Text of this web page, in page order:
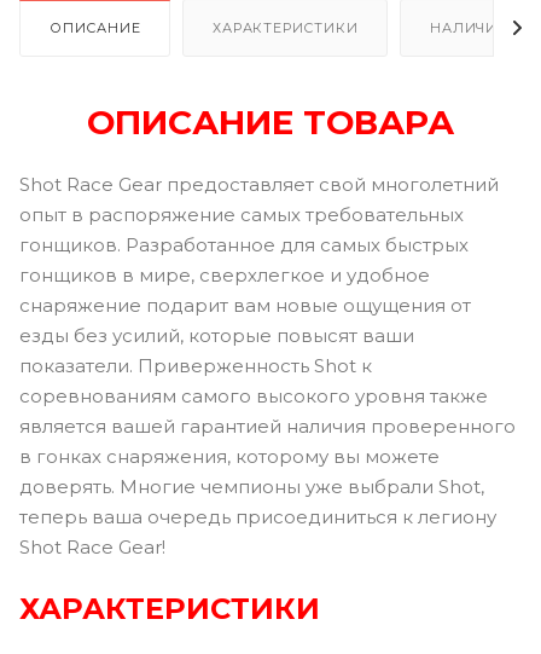
ОПИСАНИЕ ХАРАКТЕРИСТИКИ НАЛИЧИЕ
ОПИСАНИЕ ТОВАРА
Shot Race Gear предоставляет свой многолетний
опыт в распоряжение самых требовательных
гонщиков. Разработанное для самых быстрых
гонщиков в мире, сверхлегкое и удобное
снаряжение подарит вам новые ощущения от
езды без усилий, которые повысят ваши
показатели. Приверженность Shot к
соревнованиям самого высокого уровня также
является вашей гарантией наличия проверенного
в гонках снаряжения, которому вы можете
доверять. Многие чемпионы уже выбрали Shot,
теперь ваша очередь присоединиться к легиону
Shot Race Gear!
ХАРАКТЕРИСТИКИ